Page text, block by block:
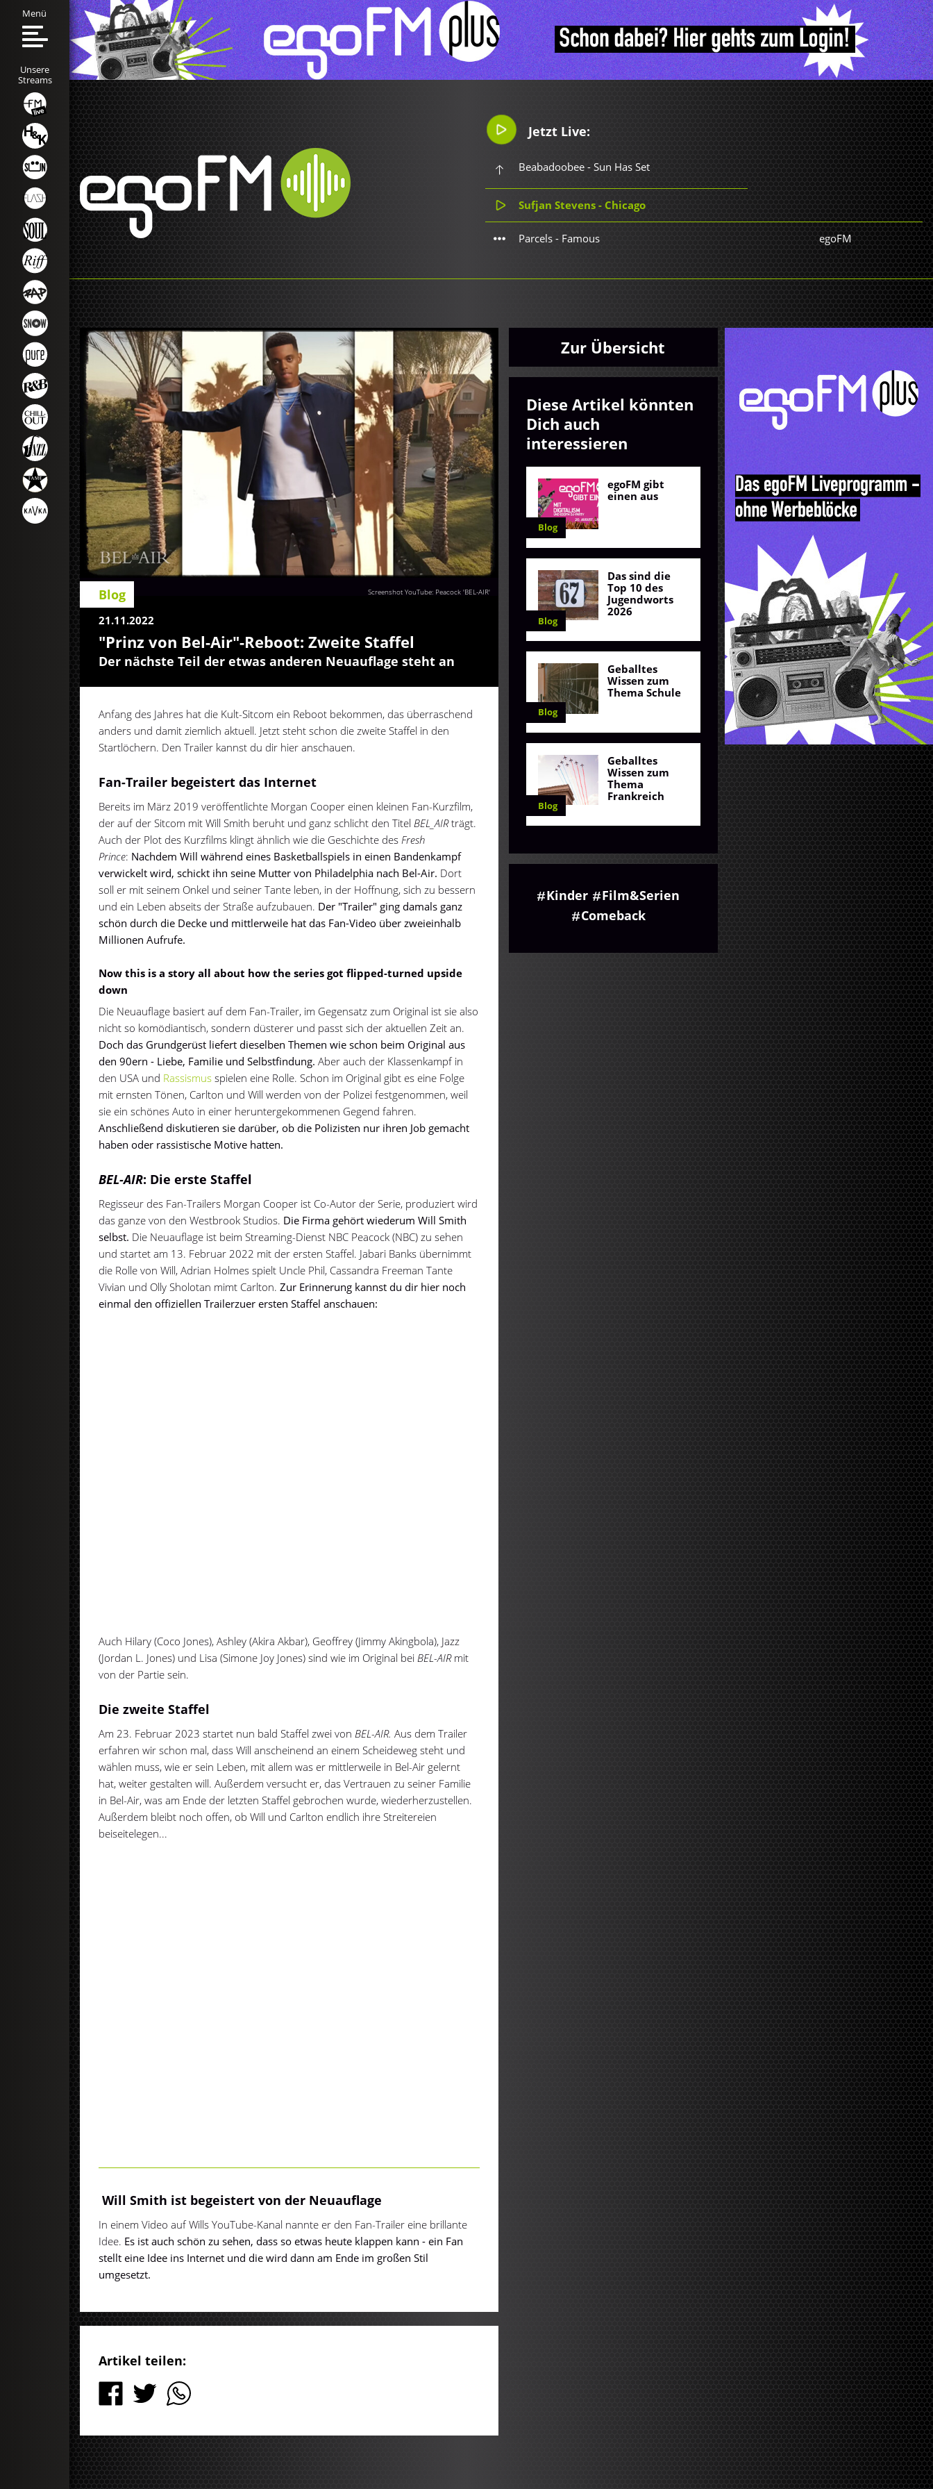
Jetzt Live:
Beabadoobee - Sun Has Set
Sufjan Stevens - Chicago
Parcels - Famous egoFM
Menü
Unsere
Streams
Screenshot YouTube: Peacock 'BEL-AIR'
Blog
21.11.2022
"Prinz von Bel-Air"-Reboot: Zweite Staffel
Der nächste Teil der etwas anderen Neuauflage steht an
Anfang des Jahres hat die Kult-Sitcom ein Reboot bekommen, das überraschend
anders und damit ziemlich aktuell. Jetzt steht schon die zweite Staffel in den
Startlöchern. Den Trailer kannst du dir hier anschauen.
Fan-Trailer begeistert das Internet
Bereits im März 2019 veröffentlichte Morgan Cooper einen kleinen Fan-Kurzfilm,
der auf der Sitcom mit Will Smith beruht und ganz schlicht den Titel BEL_AIRträgt.
Auch der Plot des Kurzfilms klingt ähnlich wie die Geschichte des Fresh
Prince: Nachdem Will während eines Basketballspiels in einen Bandenkampf
verwickelt wird, schickt ihn seine Mutter von Philadelphia nach Bel-Air. Dort
soll er mit seinem Onkel und seiner Tante leben, in der Hoffnung, sich zu bessern
und ein Leben abseits der Straße aufzubauen. Der "Trailer" ging damals ganz
schön durch die Decke und mittlerweile hat das Fan-Video über zweieinhalb
Millionen Aufrufe.
Now this is a story all about how the series got flipped-turned upside
down
Die Neuauflage basiert auf dem Fan-Trailer, im Gegensatz zum Original ist sie also
nicht so komödiantisch, sondern düsterer und passt sich der aktuellen Zeit an.
Doch das Grundgerüst liefert dieselben Themen wie schon beim Original aus
den 90ern - Liebe, Familie und Selbstfindung. Aber auch der Klassenkampf in
den USA und Rassismus spielen eine Rolle. Schon im Original gibt es eine Folge
mit ernsten Tönen, Carlton und Will werden von der Polizei festgenommen, weil
sie ein schönes Auto in einer heruntergekommenen Gegend fahren.
Anschließend diskutieren sie darüber, ob die Polizisten nur ihren Job gemacht
haben oder rassistische Motive hatten.
BEL-AIR: Die erste Staffel
Regisseur des Fan-Trailers Morgan Cooper ist Co-Autor der Serie, produziert wird
das ganze von den Westbrook Studios. Die Firma gehört wiederum Will Smith
selbst. Die Neuauflage ist beim Streaming-Dienst NBC Peacock (NBC) zu sehen
und startet am 13. Februar 2022 mit der ersten Staffel. Jabari Banks übernimmt
die Rolle von Will, Adrian Holmes spielt Uncle Phil, Cassandra Freeman Tante
Vivian und Olly Sholotan mimt Carlton. Zur Erinnerung kannst du dir hier noch
einmal den offiziellen Trailerzuer ersten Staffel anschauen:
Auch Hilary (Coco Jones), Ashley (Akira Akbar), Geoffrey (Jimmy Akingbola), Jazz
(Jordan L. Jones) und Lisa (Simone Joy Jones) sind wie im Original beiBEL-AIRmit
von der Partie sein.
Die zweite Staffel
Am 23. Februar 2023 startet nun bald Staffel zwei von BEL-AIR. Aus dem Trailer
erfahren wir schon mal, dass Will anscheinend an einem Scheideweg steht und
wählen muss, wie er sein Leben, mit allem was er mittlerweile in Bel-Air gelernt
hat, weiter gestalten will. Außerdem versucht er, das Vertrauen zu seiner Familie
in Bel-Air, was am Ende der letzten Staffel gebrochen wurde, wiederherzustellen.
Außerdem bleibt noch offen, ob Will und Carlton endlich ihre Streitereien
beiseitelegen...
Will Smith ist begeistert von der Neuauflage
In einem Video auf Wills YouTube-Kanal nannte er den Fan-Trailer eine brillante
Idee. Es ist auch schön zu sehen, dass so etwas heute klappen kann - ein Fan
stellt eine Idee ins Internet und die wird dann am Ende im großen Stil
umgesetzt.
Artikel teilen:
Zur Übersicht
Diese Artikel könnten
Dich auch
interessieren
Blog
egoFM gibt
einen aus
Blog
Das sind die
Top 10 des
Jugendworts
2026
Blog
Geballtes
Wissen zum
Thema Schule
Blog
Geballtes
Wissen zum
Thema
Frankreich
Kinder
Film&Serien
Comeback